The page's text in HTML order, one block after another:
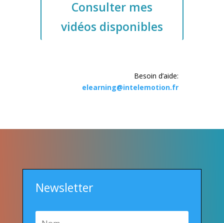
Consulter mes
vidéos disponibles
Besoin d’aide:
elearning@intelemotion.fr
Newsletter